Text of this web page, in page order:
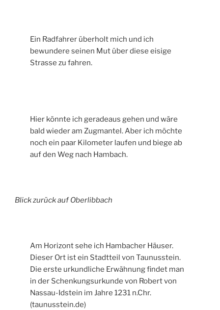
Ein Radfahrer überholt mich und ich
bewundere seinen Mut über diese eisige
Strasse zu fahren.
Hier könnte ich geradeaus gehen und wäre
bald wieder am Zugmantel. Aber ich möchte
noch ein paar Kilometer laufen und biege ab
auf den Weg nach Hambach.
Blick zurück auf Oberlibbach
Am Horizont sehe ich Hambacher Häuser.
Dieser Ort ist ein Stadtteil von Taunusstein.
Die erste urkundliche Erwähnung findet man
in der Schenkungsurkunde von Robert von
Nassau-Idstein im Jahre 1231 n.Chr.
(taunusstein.de)